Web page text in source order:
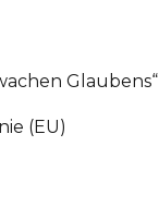
Glaubens“
(EU)